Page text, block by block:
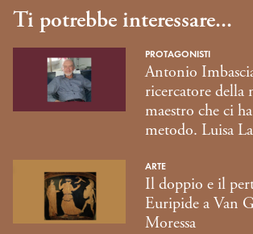
Ti potrebbe interessare...
PROTAGONISTI
Antonio
ricercatore della
maestro che ci
metodo. Luisa
ARTE
Il doppio e il
Euripide a Van
Moressa